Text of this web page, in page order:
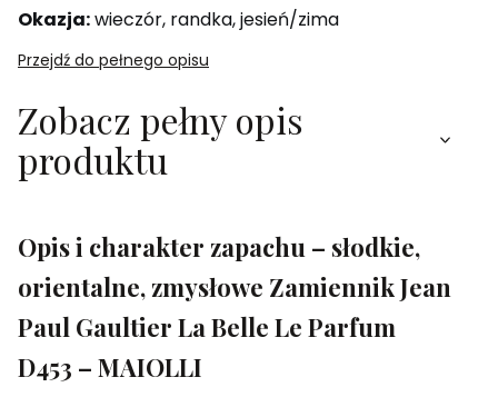
Okazja:wieczór, randka, jesień/zima
Przejdź do pełnego opisu
Zobacz pełny opis
produktu
Opis i charakter zapachu – słodkie,
orientalne, zmysłowe Zamiennik Jean
Paul Gaultier La Belle Le Parfum
D453 – MAIOLLI